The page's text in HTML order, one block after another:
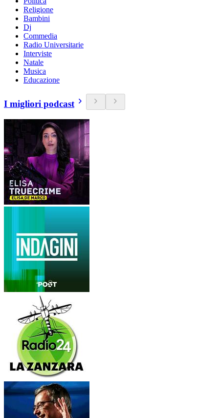
Religione
Bambini
Dj
Commedia
Radio Universitarie
Interviste
Natale
Musica
Educazione
I migliori podcast